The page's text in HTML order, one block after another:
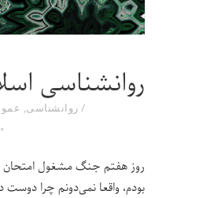
روانشناسی
روانشناسی,
۰
روز هفتم جنگ مشغول امتحان
بودم، واقعا نمی‌دونم چرا دوست